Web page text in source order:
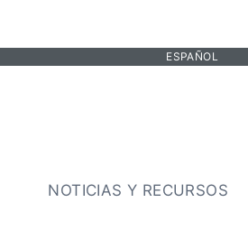
ESPAÑOL
NOTICIAS Y RECURSOS